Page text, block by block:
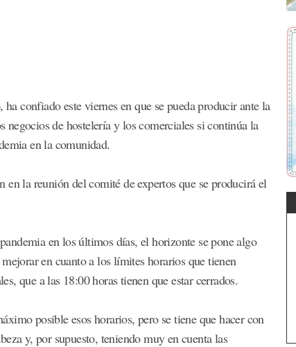
confiado este viernes en que se pueda producir ante la
de hostelería y los comerciales si continúa la
en la comunidad.
en la reunión del comité de expertos que se producirá el
en los últimos días, el horizonte se pone algo
en cuanto a los límites horarios que tienen
que a las 18:00 horas tienen que estar cerrados.
posible esos horarios, pero se tiene que hacer con
y, por supuesto, teniendo muy en cuenta las